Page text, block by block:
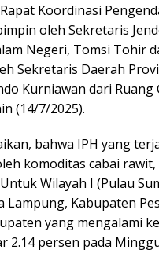
Koordinasi
oleh Sekretaris
Negeri, Tomsi Tohir
Sekretaris Daerah
Kurniawan dari Ruang
(14/7/2025).
bahwa IPH yang
komoditas cabai rawit,
Wilayah I (Pulau
Lampung, Kabupaten
yang mengalami
2.14 persen pada